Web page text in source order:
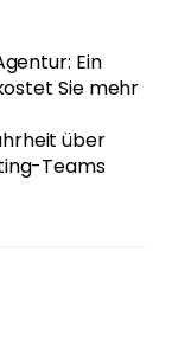
Ein
Sie mehr
über
Teams